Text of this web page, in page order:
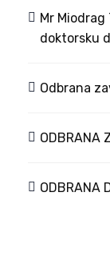
Mr
doktorsku
Odbrana
ODBRANA
ODBRANA